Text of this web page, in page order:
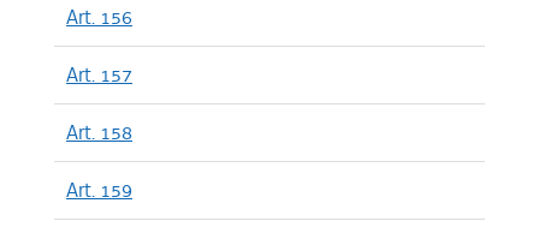
Art. 156
Art. 157
Art. 158
Art. 159